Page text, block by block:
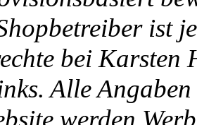
ist
bei Karsten
Alle
werden